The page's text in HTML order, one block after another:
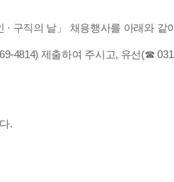
구직의 날」 채용행사를 아래와 같
4814) 제출하여 주시고, 유선(☎
.